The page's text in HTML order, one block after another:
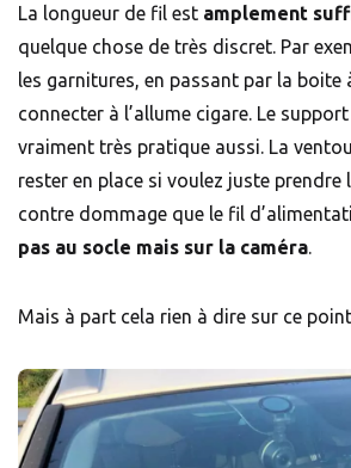
La longueur de fil est amplement
quelque chose de très discret. Par
les garnitures, en passant par la boite
connecter à l’allume cigare. Le
vraiment très pratique aussi. La
rester en place si voulez juste prendre
contre dommage que le fil
pas au socle mais sur la caméra.
Mais à part cela rien à dire sur ce